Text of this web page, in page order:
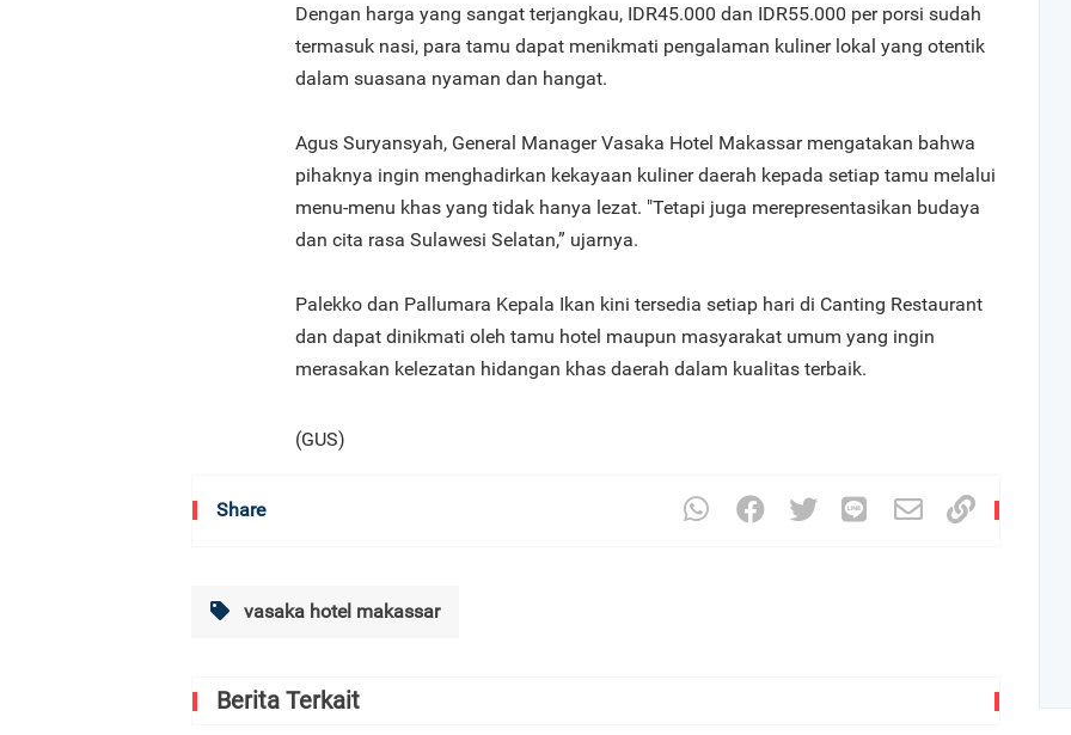
Dengan harga yang sangat terjangkau, IDR45.000 dan IDR55.000 per porsi sudah
termasuk nasi, para tamu dapat menikmati pengalaman kuliner lokal yang otentik
dalam suasana nyaman dan hangat.
Agus Suryansyah, General Manager Vasaka Hotel Makassar mengatakan bahwa
pihaknya ingin menghadirkan kekayaan kuliner daerah kepada setiap tamu melalui
menu-menu khas yang tidak hanya lezat. "Tetapi juga merepresentasikan budaya
dan cita rasa Sulawesi Selatan,” ujarnya.
Palekko dan Pallumara Kepala Ikan kini tersedia setiap hari di Canting Restaurant
dan dapat dinikmati oleh tamu hotel maupun masyarakat umum yang ingin
merasakan kelezatan hidangan khas daerah dalam kualitas terbaik.
(GUS)
Share
vasaka hotel makassar
Berita Terkait